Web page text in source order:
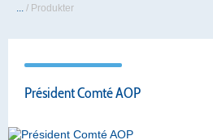
... / Produkter
Président Comté AOP